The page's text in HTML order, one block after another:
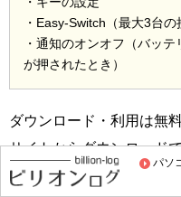
パソ
・Easy-Switch（最大3台の
・通知のオンオフ（バッ
が押されたとき）
ダウンロード・利用は無
サイトからダウンロード
↓公式Web